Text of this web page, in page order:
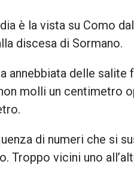
è la vista su Como
discesa di Sormano.
annebbiata delle
molli un centimetro
di numeri che si
Troppo vicini uno